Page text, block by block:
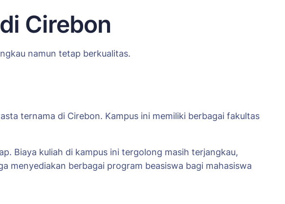
Cirebon
namun tetap berkualitas.
ternama di Cirebon. Kampus ini memiliki berbagai fakultas
Biaya kuliah di kampus ini tergolong masih terjangkau,
menyediakan berbagai program beasiswa bagi mahasiswa